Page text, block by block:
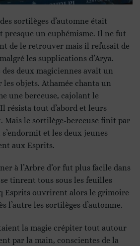
sortilèges d’automne était
presque un euphémisme. Il ne fut
de le retrouver mais il refusait de
les supplications d’Arya.
des deux magiciennes avait un
objets. Athamée chanta un
une berceuse, cajolant le
résista tout d’abord et leurs
Mais le sortilège-berceuse finit par
et les deux jeunes
aux Esprits.
à l’Arbre d’or fut plus facile dans
tinrent tous sous les feuilles
Esprits ouvrirent alors le grimoire
l’autre les sortilèges d’automne.
la magie crépiter tout autour
par la main, conscientes de la